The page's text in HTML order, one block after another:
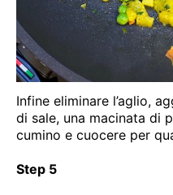
Infine eliminare l’aglio,
di sale, una macinata di
cumino e cuocere per
Step 5